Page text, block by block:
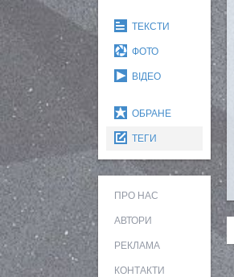
ТЕКСТИ
ФОТО
ВІДЕО
ОБРАНЕ
ТЕГИ
ПРО НАС
АВТОРИ
РЕКЛАМА
КОНТАКТИ